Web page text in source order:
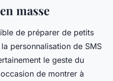
masse
de préparer de petits
personnalisation de SMS
le geste du
de montrer à